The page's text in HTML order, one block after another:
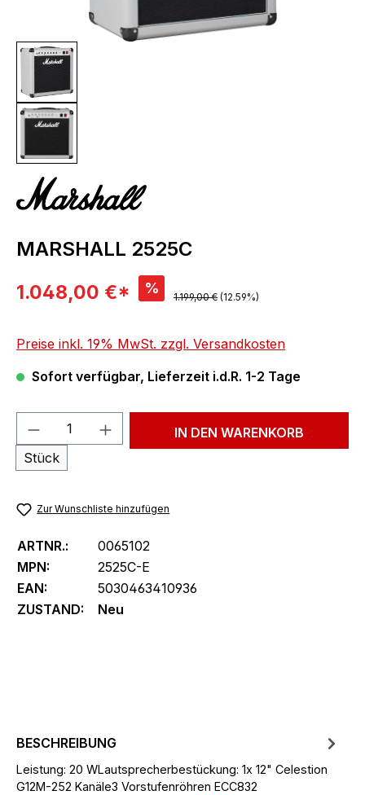
MARSHALL 2525C
Verkaufspreis:
1.048,00 €* % Regulärer Preis:
1.199,00 € (12.59%)
Preise inkl. 19% MwSt. zzgl. Versandkosten
Sofort verfügbar, Lieferzeit i.d.R. 1-2 Tage
Produkt Anzahl: Gib den
Stück
IN DEN WARENKORB
Zur Wunschliste hinzufügen
ARTNR.:
0065102
MPN:
2525C-E
EAN:
5030463410936
ZUSTAND:
Neu
BESCHREIBUNG
Leistung: 20 WLautsprecherbestückung: 1x 12" Celestion
G12M-252 Kanäle3 Vorstufenröhren ECC832